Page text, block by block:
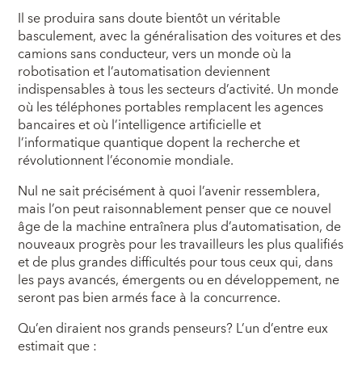
Il se produira sans doute bientôt un véritable
basculement, avec la généralisation des voitures et des
camions sans conducteur, vers un monde où la
robotisation et l’automatisation deviennent
indispensables à tous les secteurs d’activité. Un monde
où les téléphones portables remplacent les agences
bancaires et où l’intelligence artificielle et
l’informatique quantique dopent la recherche et
révolutionnent l’économie mondiale.
Nul ne sait précisément à quoi l’avenir ressemblera,
mais l’on peut raisonnablement penser que ce nouvel
âge de la machine entraînera plus d’automatisation, de
nouveaux progrès pour les travailleurs les plus qualifiés
et de plus grandes difficultés pour tous ceux qui, dans
les pays avancés, émergents ou en développement, ne
seront pas bien armés face à la concurrence.
Qu’en diraient nos grands penseurs? L’un d’entre eux
estimait que :